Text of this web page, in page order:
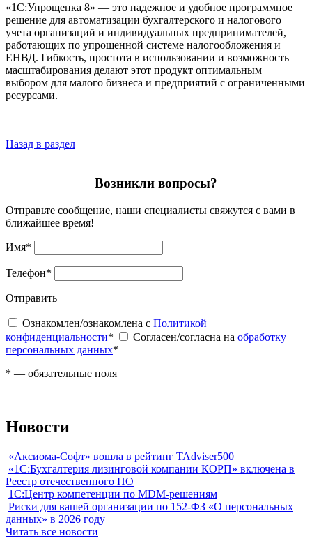
«1С:Упрощенка 8» — это надежное и удобное программное
решение для автоматизации бухгалтерского и налогового
учета организаций и индивидуальных предпринимателей,
работающих по упрощенной системе налогообложения и
ЕНВД. Гибкость, простота в использовании и возможность
масштабирования делают этот продукт оптимальным
выбором для малого бизнеса и предприятий с ограниченными
ресурсами.
Назад в раздел
Возникли вопросы?
Отправьте сообщение, наши специалисты свяжутся с вами в
ближайшее время!
Имя*
Телефон*
Отправить
Ознакомлен/ознакомлена с Политикой
конфиденциальности* Согласен/согласна на обработку
персональных данных*
* — обязательные поля
Новости
«Аксиома-Софт» вошла в рейтинг TAdviser500
«1С:Бухгалтерия лизинговой компании КОРП» включена в
Реестр отечественного ПО
1С:Центр компетенции по MDM-решениям
Риски для вашей организации по 152-ФЗ «О персональных
данных» в 2026 году
Читать все новости